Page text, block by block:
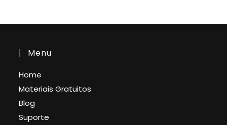
Menu
Home
Materiais Gratuitos
Blog
Suporte